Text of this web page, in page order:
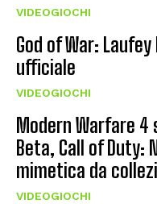
VIDEOGIOCHI
God of War:
ufficiale
VIDEOGIOCHI
Modern Warfare 4
Beta, Call of Duty:
mimetica da
VIDEOGIOCHI